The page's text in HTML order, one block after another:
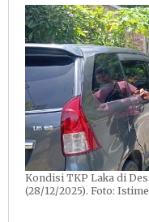
Terluka
Parah
Kondisi TKP Laka di
(28/12/2025). Foto: